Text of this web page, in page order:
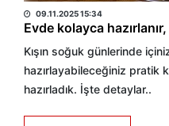
09.11.2025 15:34
Evde kolayca
Kışın soğuk günlerinde
hazırlayabileceğiniz pratik
hazırladık. İşte detaylar..